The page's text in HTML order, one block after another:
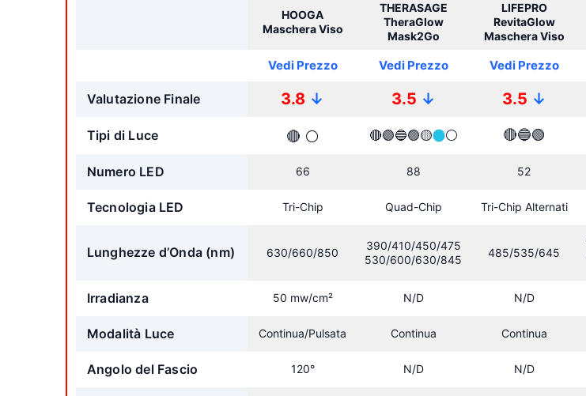
HOOGA
Maschera Viso
THERASAGE
TheraGlow
Mask2Go
LIFEPRO
RevitaGlow
Maschera Viso
Vedi Prezzo Vedi Prezzo Vedi Prezzo
Valutazione Finale 3.8 ↓ 3.5 ↓ 3.5 ↓
Tipi di Luce 🔴 ⚪ 🔴🟣🔵🟢🟡 ⚪ 🔴🔵🟢
Numero LED 66 88 52
Tecnologia LED Tri-Chip Quad-Chip Tri-Chip Alternati
Lunghezze d’Onda (nm) 630/660/850
390/410/450/475
530/600/630/845
485/535/645
Irradianza 50 mw/cm² N/D N/D
Modalità Luce Continua/Pulsata Continua Continua
Angolo del Fascio 120° N/D N/D